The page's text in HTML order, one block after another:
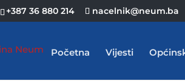
+387 36 880 214 nacelnik@neum.ba
Početna Vijesti